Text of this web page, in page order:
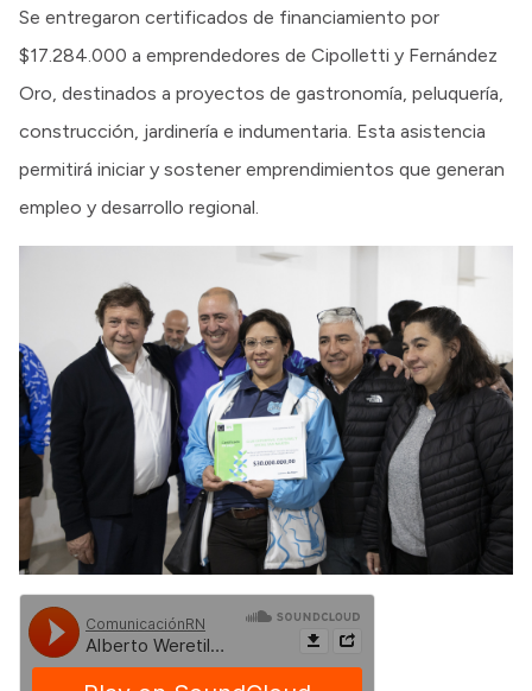
Se entregaron certificados de financiamiento por
$17.284.000 a emprendedores de Cipolletti y Fernández
Oro, destinados a proyectos de gastronomía, peluquería,
construcción, jardinería e indumentaria. Esta asistencia
permitirá iniciar y sostener emprendimientos que generan
empleo y desarrollo regional.